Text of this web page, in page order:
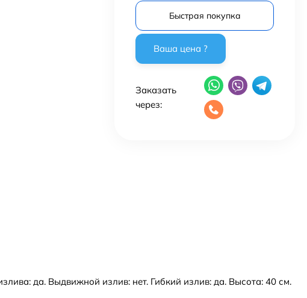
Быстрая покупка
Заказать
через:
да. Выдвижной излив: нет. Гибкий излив: да. Высота: 40 см.